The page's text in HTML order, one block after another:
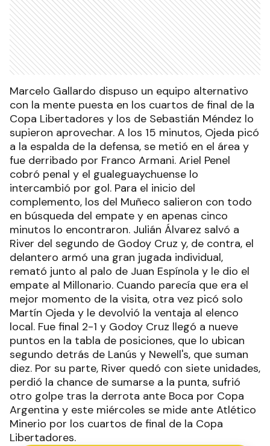
Marcelo Gallardo dispuso un equipo alternativo
con la mente puesta en los cuartos de final de la
Copa Libertadores y los de Sebastián Méndez lo
supieron aprovechar. A los 15 minutos, Ojeda picó
a la espalda de la defensa, se metió en el área y
fue derribado por Franco Armani. Ariel Penel
cobró penal y el gualeguaychuense lo
intercambió por gol. Para el inicio del
complemento, los del Muñeco salieron con todo
en búsqueda del empate y en apenas cinco
minutos lo encontraron. Julián Álvarez salvó a
River del segundo de Godoy Cruz y, de contra, el
delantero armó una gran jugada individual,
remató junto al palo de Juan Espínola y le dio el
empate al Millonario. Cuando parecía que era el
mejor momento de la visita, otra vez picó solo
Martín Ojeda y le devolvió la ventaja al elenco
local. Fue final 2-1 y Godoy Cruz llegó a nueve
puntos en la tabla de posiciones, que lo ubican
segundo detrás de Lanús y Newell's, que suman
diez. Por su parte, River quedó con siete unidades,
perdió la chance de sumarse a la punta, sufrió
otro golpe tras la derrota ante Boca por Copa
Argentina y este miércoles se mide ante Atlético
Minerio por los cuartos de final de la Copa
Libertadores.